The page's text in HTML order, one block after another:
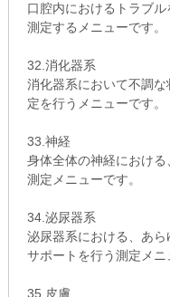
口腔内におけるトラブ
測定するメニューです。
32.消化器系
消化器系において不調
定を行うメニューです。
33.神経
身体全体の神経におけ
測定メニューです。
34.泌尿器系
泌尿器系における、あ
サポートを行う測定メニ
35.皮膚